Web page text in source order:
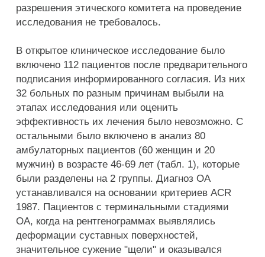
разрешения этического комитета на проведение
исследования не требовалось.
В открытое клиническое исследование было
включено 112 пациентов после предварительного
подписания информированного согласия. Из них
32 больных по разным причинам выбыли на
этапах исследования или оценить
эффективность их лечения было невозможно. С
остальными было включено в анализ 80
амбулаторных пациентов (60 женщин и 20
мужчин) в возрасте 46-69 лет (табл. 1), которые
были разделены на 2 группы. Диагноз ОА
устанавливался на основании критериев АСR
1987. Пациентов с терминальными стадиями
ОА, когда на рентгенограммах выявлялись
деформации суставных поверхностей,
значительное сужение "щели" и оказывался